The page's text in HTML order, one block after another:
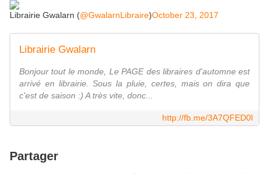
Librairie Gwalarn (@GwalarnLibraire)October 23, 2017
Librairie Gwalarn
Bonjour tout le monde, Le PAGE des libraires d'automne est
arrivé en librairie. Sous la pluie, certes, mais on dira que
c'est de saison :) A très vite, donc...
http://fb.me/3A7QFED0l
Partager